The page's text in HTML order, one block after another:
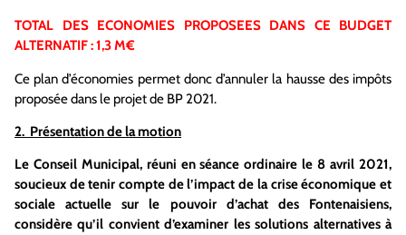
TOTAL DES ECONOMIES PROPOSEES DANS CE BUDGET
ALTERNATIF : 1,3 M€
Ce plan d’économies permet donc d’annuler la hausse des impôts
proposée dans le projet de BP 2021.
2. Présentation de la motion
Le Conseil Municipal, réuni en séance ordinaire le 8 avril 2021,
soucieux de tenir compte de l’impact de la crise économique et
sociale actuelle sur le pouvoir d’achat des Fontenaisiens,
considère qu’il convient d’examiner les solutions alternatives à